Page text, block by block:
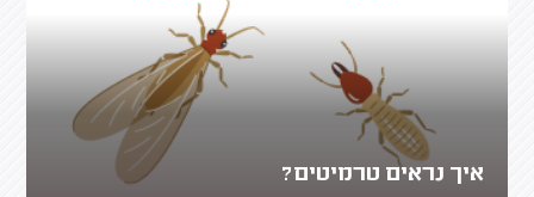
איך נראים טרמיטים?